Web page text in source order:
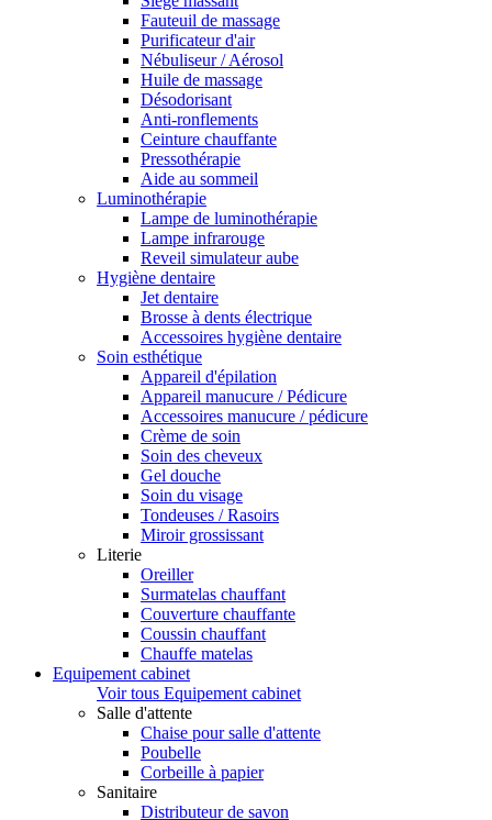
Fauteuil de massage
Purificateur d'air
Nébuliseur / Aérosol
Huile de massage
Désodorisant
Anti-ronflements
Ceinture chauffante
Pressothérapie
Aide au sommeil
Luminothérapie
Lampe de luminothérapie
Lampe infrarouge
Reveil simulateur aube
Hygiène dentaire
Jet dentaire
Brosse à dents électrique
Accessoires hygiène dentaire
Soin esthétique
Appareil d'épilation
Appareil manucure / Pédicure
Accessoires manucure / pédicure
Crème de soin
Soin des cheveux
Gel douche
Soin du visage
Tondeuses / Rasoirs
Miroir grossissant
Literie
Oreiller
Surmatelas chauffant
Couverture chauffante
Coussin chauffant
Chauffe matelas
Equipement cabinet
Voir tous Equipement cabinet
Salle d'attente
Chaise pour salle d'attente
Poubelle
Corbeille à papier
Sanitaire
Distributeur de savon